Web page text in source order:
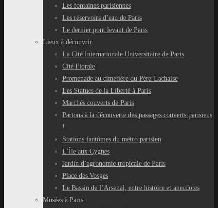
Les fontaines parisiennes
Les réservoirs d’eau de Paris
Le dernier pont levant de Paris
Lieux à découvrir
La Cité Internationale Universitaire de Paris
Cité Florale
Promenade au cimetière du Père-Lachaise
Les Statues de la Liberté à Paris
Marchés couverts de Paris
Partons à la découverte des passages couverts parisiens
!
Stations fantômes du métro parisien
L’Île aux Cygnes
Jardin d’agronomie tropicale de Paris
Place des Vosges
Le Bassin de l’Arsenal, entre histoire et anecdotes
Musées à Paris